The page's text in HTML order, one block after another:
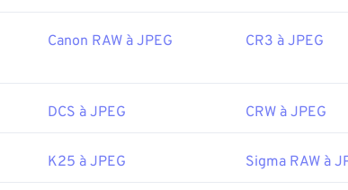
Canon RAW à JPEG CR3 à JPEG
DCS à JPEG CRW à JPEG
K25 à JPEG Sigma RAW à